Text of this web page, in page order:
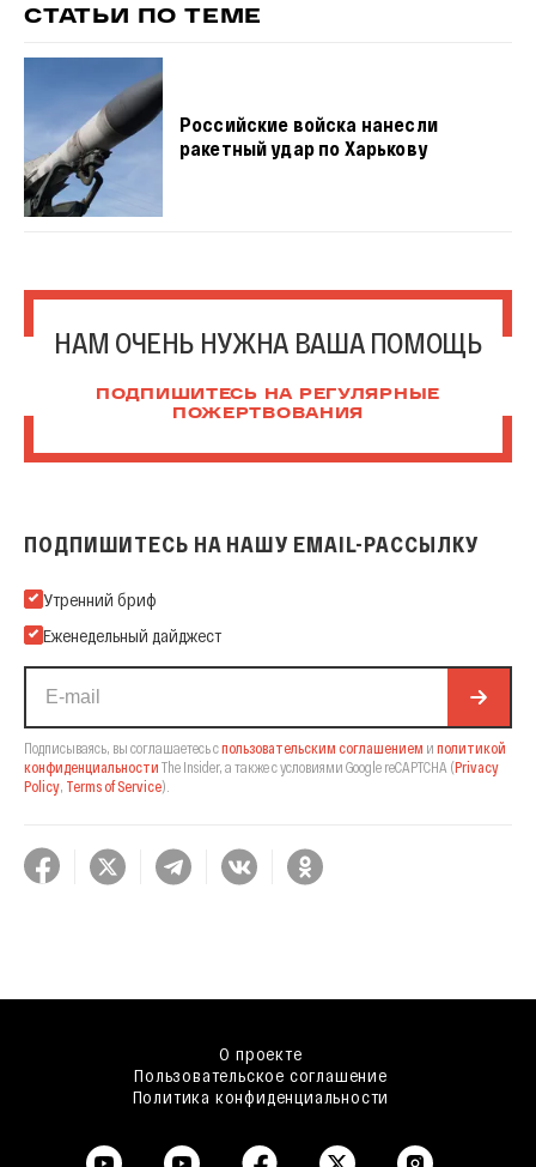
СТАТЬИ ПО ТЕМЕ
Российские войска нанесли
ракетный удар по Харькову
НАМ ОЧЕНЬ НУЖНА ВАША ПОМОЩЬ
ПОДПИШИТЕСЬ НА РЕГУЛЯРНЫЕ
ПОЖЕРТВОВАНИЯ
ПОДПИШИТЕСЬ НА НАШУ EMAIL-РАССЫЛКУ
Подпишитесь на нашу Email-рассылку
Утренний бриф
Еженедельный дайджест
Подписываясь, вы соглашаетесь спользовательским соглашением и политикой
конфиденциальности The Insider, а также с условиями Google reCAPTCHA (Privacy
Policy Terms of Service).
О проекте
Пользовательское соглашение
Политика конфиденциальности